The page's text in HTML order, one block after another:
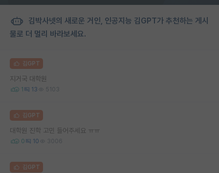
김박사넷의 새로운 거인, 인공지능 김GPT가 추천하는 게시
물로 더 멀리 바라보세요.
김GPT
지거국 대학원
1 13 5103
김GPT
대학원 진학 고민 들어주세요 ㅠㅠ
0 10 3006
김GPT